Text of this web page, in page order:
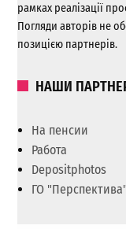
рамках реалізації
Погляди авторів не
позицією партнерів.
НАШИ
На пенсии
Работа
Depositphotos
ГО "Перспектива"